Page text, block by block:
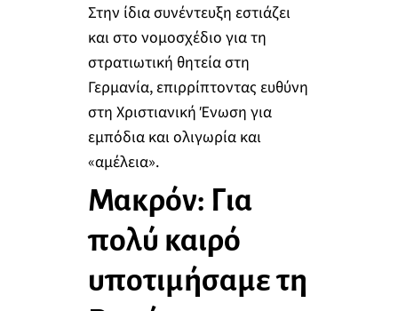
Στην ίδια συνέντευξη εστιάζει
και στο νομοσχέδιο για τη
στρατιωτική θητεία στη
Γερμανία, επιρρίπτοντας ευθύνη
στη Χριστιανική Ένωση για
εμπόδια και ολιγωρία και
«αμέλεια».
Μακρόν: Για
πολύ καιρό
υποτιμήσαμε τη